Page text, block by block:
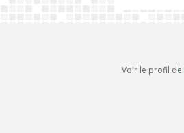
Voir le profil de